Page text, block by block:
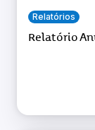
Relatórios
Relatório